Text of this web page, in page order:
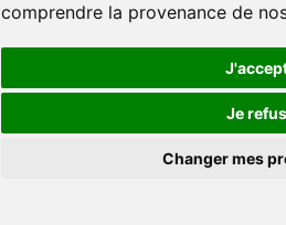
comprendre la provenance de
Je
Changer mes